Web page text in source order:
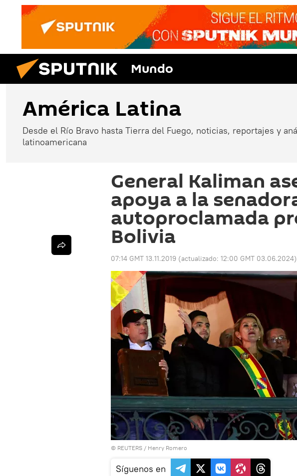
Mundo
América Latina
Desde el Río Bravo hasta Tierra del Fuego, noticias, reportajes y
latinoamericana
General Kaliman
apoya a la
autoproclamada
Bolivia
07:14 GMT 13.11.2019 (actualizado: 12:00 GMT 03.06.2024)
© REUTERS / Henry Romero
Síguenos en